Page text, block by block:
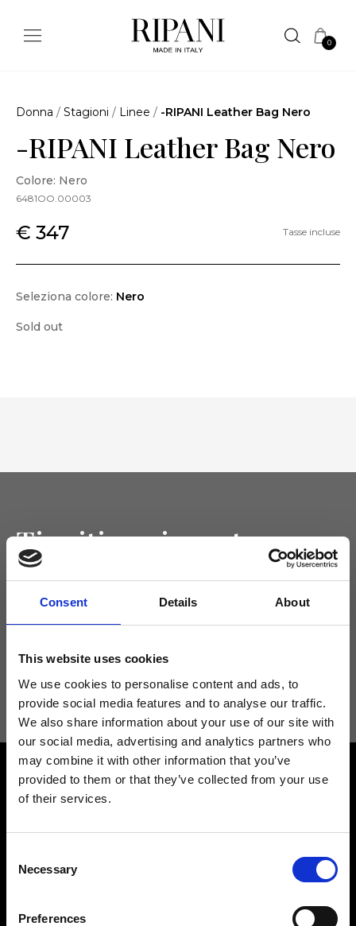
Consent Details About
This website uses cookies
We use cookies to personalise content and ads, to
provide social media features and to analyse our traffic.
We also share information about your use of our site with
our social media, advertising and analytics partners who
may combine it with other information that you’ve
provided to them or that they’ve collected from your use
of their services.
Selection
Necessary
Preferences
0
Donna / Stagioni / Linee / -RIPANI Leather Bag Nero
-RIPANI Leather Bag Nero
Colore: Nero
6481OO.00003
€ 347 Tasse incluse
Seleziona colore: Nero
Sold out
Tieniti aggiornato
Non perdere le novità di Ripani, iscriviti alla newsletter!
informazioni consulta laPrivacy Policy.
Cerca un negozio